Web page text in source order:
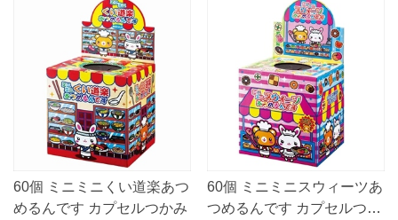
60個 ミニミニくい道楽あつ
めるんです カプセルつかみ
60個 ミニミニスウィーツあ
つめるんです カプセルつか